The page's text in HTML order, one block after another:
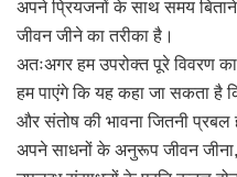
अपने प्रियजनों के साथ समय
जीवन जीने का तरीका है।
अतःअगर हम उपरोक्त पूरे विवरण
हम पाएंगे कि यह कहा जा सकता है
और संतोष की भावना जितनी प्रबल
अपने साधनों के अनुरूप जीवन जीना,